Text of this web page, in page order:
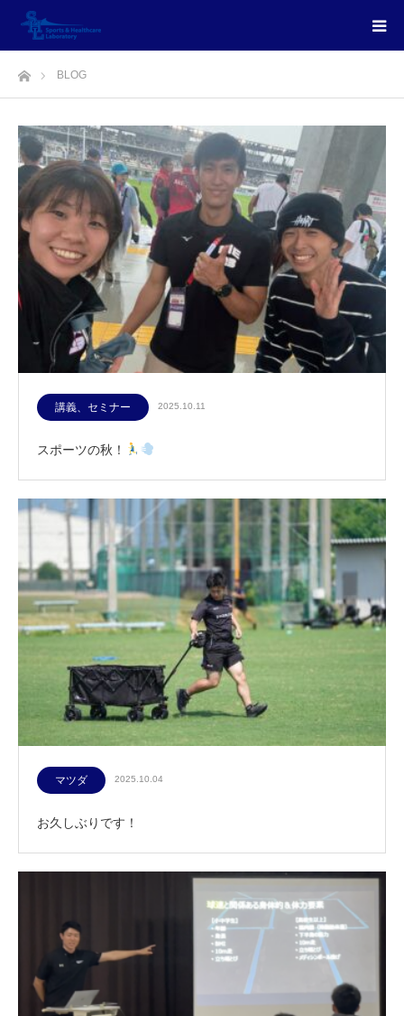
ホームBLOG
講義、セミナー 2025.10.11
スポーツの秋！
マツダ 2025.10.04
お久しぶりです！